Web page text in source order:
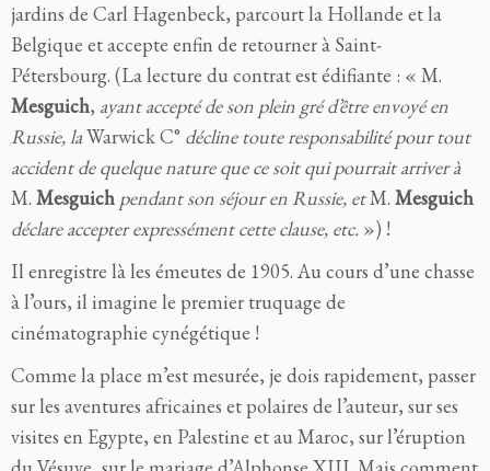
jardins de Carl Hagenbeck, parcourt la Hollande et la
Belgique et accepte enfin de retourner à Saint-
Pétersbourg. (La lecture du contrat est édifiante : « M.
Mesguich, ayant accepté de son plein gré d’être envoyé en
Russie, laWarwick C° décline toute responsabilité pour tout
accident de quelque nature que ce soit qui pourrait arriver à
M. Mesguich pendant son séjour en Russie, etM. Mesguich
déclare accepter expressément cette clause, etc. ») !
Il enregistre là les émeutes de 1905. Au cours d’une chasse
à l’ours, il imagine le premier truquage de
cinématographie cynégétique !
Comme la place m’est mesurée, je dois rapidement, passer
sur les aventures africaines et polaires de l’auteur, sur ses
visites en Egypte, en Palestine et au Maroc, sur l’éruption